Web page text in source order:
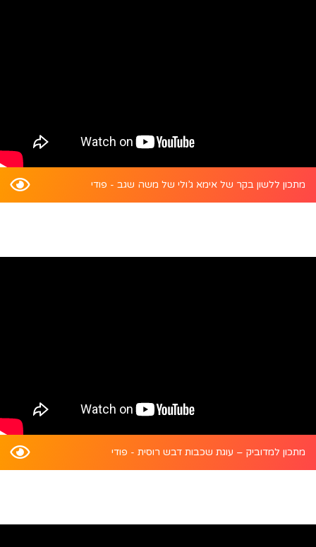
מתכון ללשון בקר של אימא ג’ולי של משה שגב - פודי
מתכון למדוביק – עוגת שכבות דבש רוסית - פודי